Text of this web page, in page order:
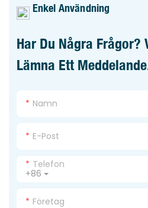
Enkel Användning
Har Du Några Frågor?
Lämna Ett
Namn
E-Post
+86
Telefon
Företag